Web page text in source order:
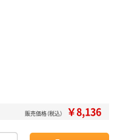
販売価格（税込） ￥8,136